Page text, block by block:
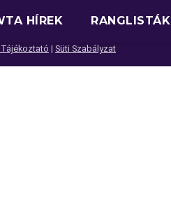
HÍREK RANGLISTÁK
| Süti Szabályzat